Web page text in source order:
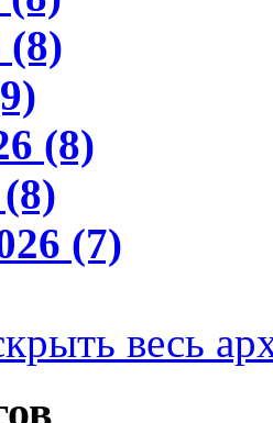
(8)
(7)
весь